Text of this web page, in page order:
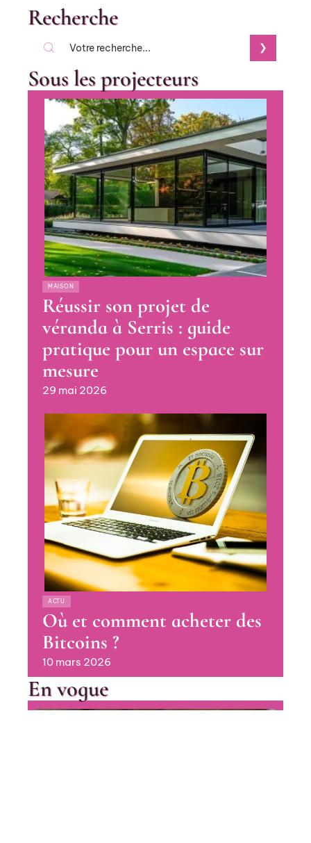
Recherche
Sous les projecteurs
MAISON
Réussir son projet de
véranda à Serris : guide
pratique pour un espace sur
mesure
29 mai 2026
ACTU
Où et comment acheter des
Bitcoins ?
10 mars 2026
En vogue